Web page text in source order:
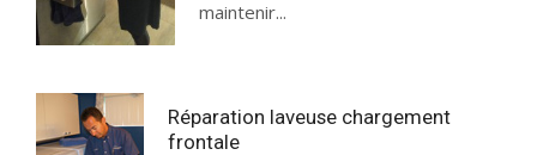
maintenir...
Réparation laveuse chargement
frontale